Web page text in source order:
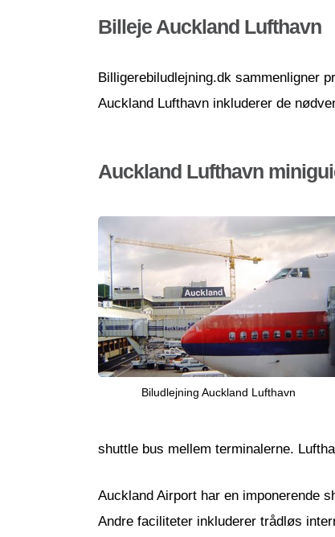
Billeje Auckland Lufthavn
Billigerebiludlejning.dk sammenligner
Auckland Lufthavn inkluderer de
Auckland Lufthavn
Biludlejning Auckland Lufthavn
shuttle bus mellem terminalerne.
Auckland Airport har en imponerende
Andre faciliteter inkluderer trådløs